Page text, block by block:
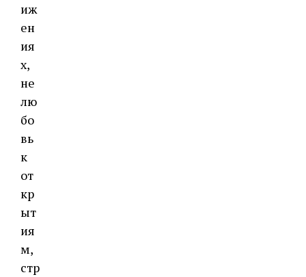
иж
ен
ия
х,
не
лю
бо
вь
к
от
кр
ыт
ия
м,
стр